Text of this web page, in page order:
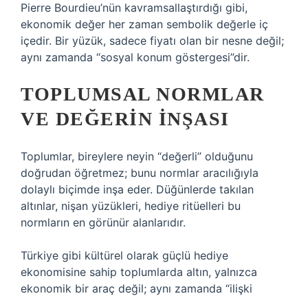
Pierre Bourdieu’nün kavramsallaştırdığı gibi,
ekonomik değer her zaman sembolik değerle iç
içedir. Bir yüzük, sadece fiyatı olan bir nesne değil;
aynı zamanda “sosyal konum göstergesi”dir.
TOPLUMSAL NORMLAR
VE DEĞERIN İNŞASI
Toplumlar, bireylere neyin “değerli” olduğunu
doğrudan öğretmez; bunu normlar aracılığıyla
dolaylı biçimde inşa eder. Düğünlerde takılan
altınlar, nişan yüzükleri, hediye ritüelleri bu
normların en görünür alanlarıdır.
Türkiye gibi kültürel olarak güçlü hediye
ekonomisine sahip toplumlarda altın, yalnızca
ekonomik bir araç değil; aynı zamanda “ilişki